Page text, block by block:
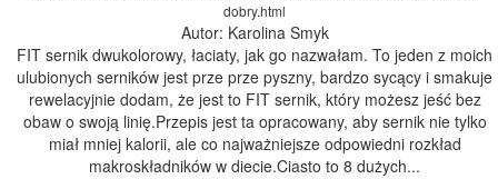
dobry.html
Autor: Karolina Smyk
FIT sernik dwukolorowy, łaciaty, jak go nazwałam. To jeden z moich
ulubionych serników jest prze prze pyszny, bardzo sycący i smakuje
rewelacyjnie dodam, że jest to FIT sernik, który możesz jeść bez
obaw o swoją linię.Przepis jest ta opracowany, aby sernik nie tylko
miał mniej kalorii, ale co najważniejsze odpowiedni rozkład
makroskładników w diecie.Ciasto to 8 dużych...